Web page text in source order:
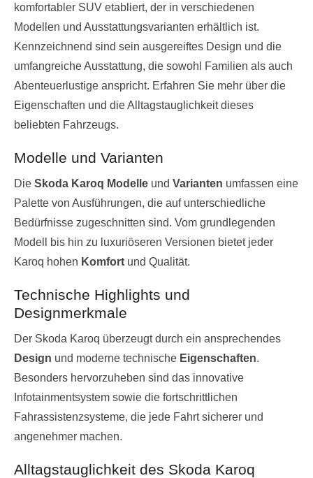
komfortabler SUV etabliert, der in verschiedenen
Modellen und Ausstattungsvarianten erhältlich ist.
Kennzeichnend sind sein ausgereiftes Design und die
umfangreiche Ausstattung, die sowohl Familien als auch
Abenteuerlustige anspricht. Erfahren Sie mehr über die
Eigenschaften und die Alltagstauglichkeit dieses
beliebten Fahrzeugs.
Modelle und Varianten
Die Skoda Karoq Modelle und Varianten umfassen eine
Palette von Ausführungen, die auf unterschiedliche
Bedürfnisse zugeschnitten sind. Vom grundlegenden
Modell bis hin zu luxuriöseren Versionen bietet jeder
Karoq hohen Komfort und Qualität.
Technische Highlights und
Designmerkmale
Der Skoda Karoq überzeugt durch ein ansprechendes
Design und moderne technische Eigenschaften.
Besonders hervorzuheben sind das innovative
Infotainmentsystem sowie die fortschrittlichen
Fahrassistenzsysteme, die jede Fahrt sicherer und
angenehmer machen.
Alltagstauglichkeit des Skoda Karoq